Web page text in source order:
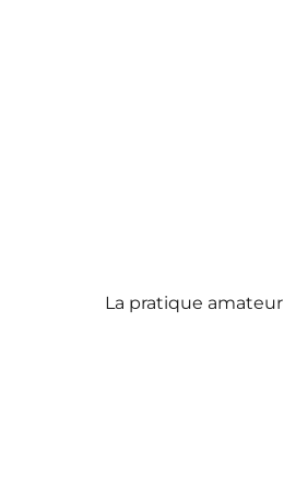
La pratique amateur